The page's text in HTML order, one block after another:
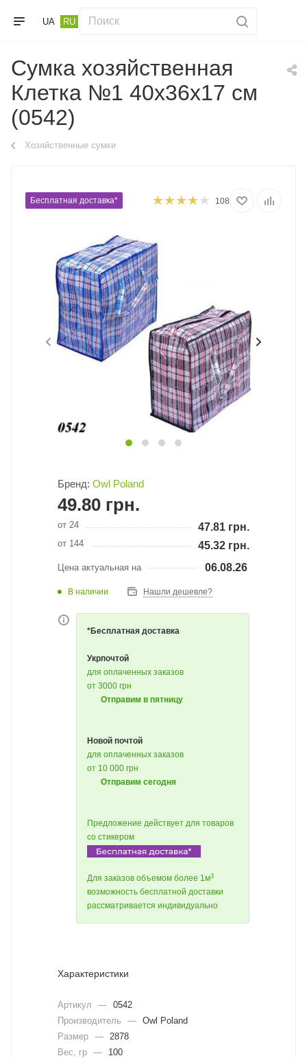
UA RU
Сумка хозяйственная
Клетка №1 40х36х17 см
(0542)
Хозяйственные сумки
Бесплатная доставка* 108
Бренд: Owl Poland
49.80 грн.
от 24 47.81 грн.
от 144 45.32 грн.
Цена актуальная на 06.08.26
В наличии Нашли дешевле?
*Бесплатная доставка
Укрпочтой
для оплаченных заказов
от 3000 грн
Отправим в пятницу
Новой почтой
для оплаченных заказов
от 10 000 грн
Отправим сегодня
Предложение действует для товаров
со стикером
Для заказов объемом более 1м3
возможность бесплатной доставки
рассматривается индивидуально
Характеристики
Артикул — 0542
Производитель
— Owl Poland
Размер —
2878
Вес, гр —
100